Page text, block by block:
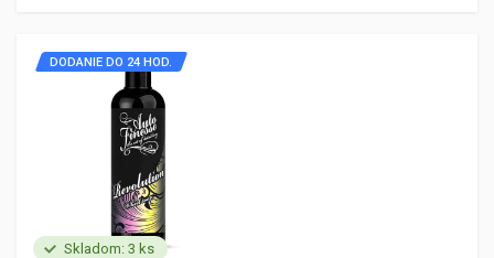
Skladom: 3 ks
DODANIE DO 24 HOD.